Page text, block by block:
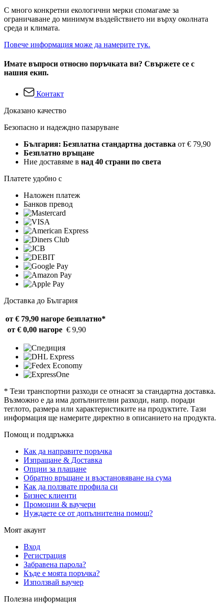
С много конкретни екологични мерки спомагаме за
ограничаване до минимум въздействието ни върху околната
среда и климата.
Повече информация може да намерите тук.
Имате въпроси относно поръчката ви? Свържете се с
нашия екип.
Контакт
Доказано качество
Безопасно и надеждно пазаруване
България: Безплатна стандартна доставка от € 79,90
Безплатно връщане
Ние доставяме в над 40 страни по света
Платете удобно с
Наложен платеж
Банков превод
Доставка до България
от € 79,90 нагоре безплатно*
от € 0,00 нагоре € 9,90
* Тези транспортни разходи се отнасят за стандартна доставка.
Възможно е да има допълнителни разходи, напр. поради
теглото, размера или характеристиките на продуктите. Тази
информация ще намерите директно в описанието на продукта.
Помощ и поддръжка
Как да направите поръчка
Изпращане & Доставка
Опции за плащане
Обратно връщане и възстановяване на сума
Как да ползвате профила си
Бизнес клиенти
Промоции & ваучери
Нуждаете се от допълнителна помощ?
Моят акаунт
Вход
Регистрация
Забравена парола?
Къде е моята поръчка?
Използвай ваучер
Полезна информация